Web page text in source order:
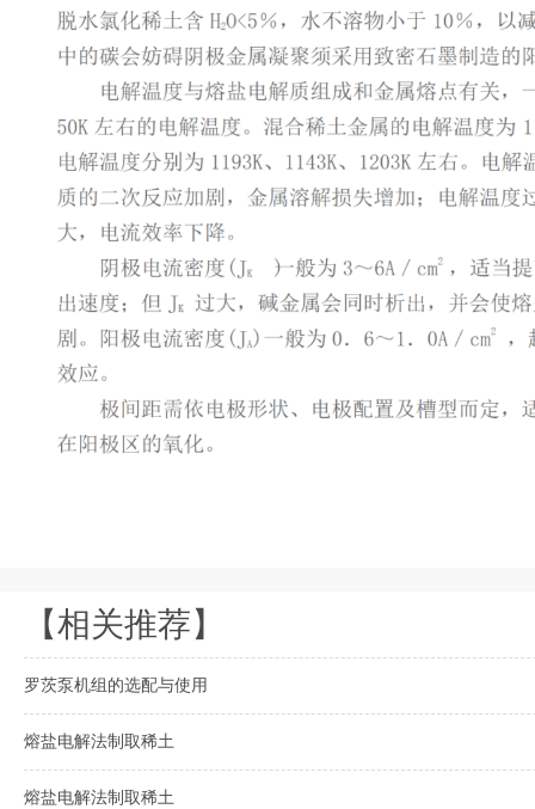
【相关推荐】
罗茨泵机组的选配与使用
熔盐电解法制取稀土
熔盐电解法制取稀土